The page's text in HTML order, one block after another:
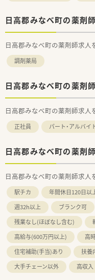
日高郡みなべ町の薬剤
日高郡みなべ町の薬剤師求人
調剤薬局
日高郡みなべ町の薬剤
日高郡みなべ町の薬剤師求人
正社員 パート・アルバイ
日高郡みなべ町の薬剤
日高郡みなべ町の薬剤師求人
駅チカ 年間休日120日以
週32h以上
ブランク可
残業なし(ほぼなし含む)
高給与(600万円以上)
高
住宅補助(手当)あり
扶養
大手チェーン以外
高収入